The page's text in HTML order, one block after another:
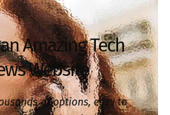
Amazing Tech
Website
of options, easy to